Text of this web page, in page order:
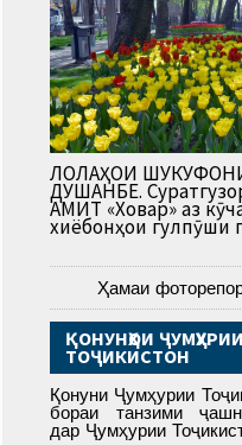
ЛОЛАҲОИ
ДУШАНБЕ.
АМИТ «Ховар» аз
хиёбонҳои гулпӯши
Ҳамаи
ҚОНУНҲОИ ҶУМҲУРИИ
ТОҶИКИСТОН
Қонуни Ҷумҳурии
бораи танзими
дар Ҷумҳурии